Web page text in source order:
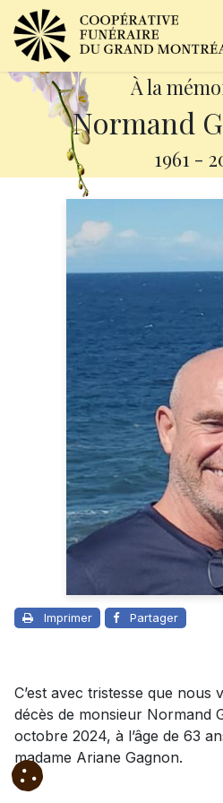
À la
Normand
1961 -
Imprimer Partager
C’est avec tristesse que nous
décès de monsieur Normand
octobre 2024, à l’âge de 63
madame Ariane Gagnon.